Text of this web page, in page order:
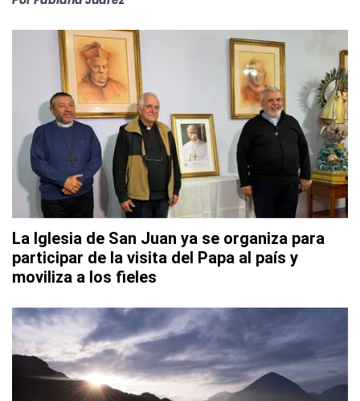
La Iglesia de San Juan ya se organiza para
participar de la visita del Papa al país y
moviliza a los fieles